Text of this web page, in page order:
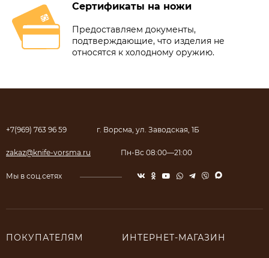
Сертификаты на ножи
Предоставляем документы,
подтверждающие, что изделия не
относятся к холодному оружию.
+7(969) 763 96 59 г. Ворсма, ул. Заводская, 1Б
zakaz@knife-vorsma.ru Пн-Вс 08:00—21:00
Мы в соц.сетях
ПОКУПАТЕЛЯМ ИНТЕРНЕТ-МАГАЗИН